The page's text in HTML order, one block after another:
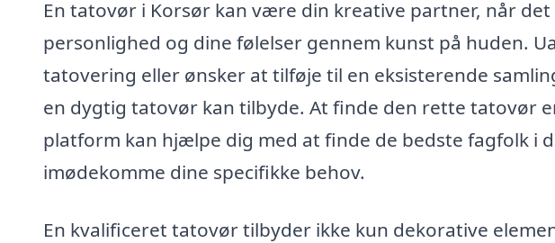
En tatovør i Korsør kan være din kreative partner, når
personlighed og dine følelser gennem kunst på huden.
tatovering eller ønsker at tilføje til en eksisterende
en dygtig tatovør kan tilbyde. At finde den rette tatovør
platform kan hjælpe dig med at finde de bedste fagfolk i
imødekomme dine specifikke behov.
En kvalificeret tatovør tilbyder ikke kun dekorative